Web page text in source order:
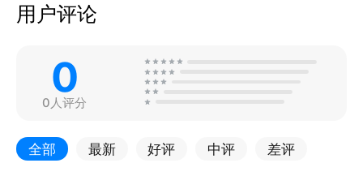
用户评论
0
0人评分
全部 最新 好评 中评 差评